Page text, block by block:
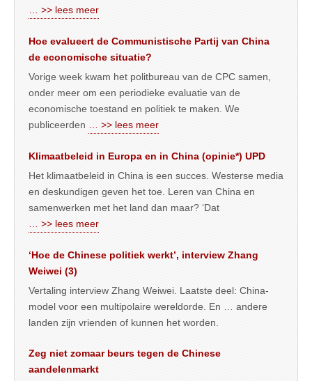
… >> lees meer
Hoe evalueert de Communistische Partij van China
de economische situatie?
Vorige week kwam het politbureau van de CPC samen,
onder meer om een periodieke evaluatie van de
economische toestand en politiek te maken. We
publiceerden
… >> lees meer
Klimaatbeleid in Europa en in China (opinie*) UPD
Het klimaatbeleid in China is een succes. Westerse media
en deskundigen geven het toe. Leren van China en
samenwerken met het land dan maar? ‘Dat
… >> lees meer
‘Hoe de Chinese politiek werkt’, interview Zhang
Weiwei (3)
Vertaling interview Zhang Weiwei. Laatste deel: China-
model voor een multipolaire wereldorde. En … andere
landen zijn vrienden of kunnen het worden.
Zeg niet zomaar beurs tegen de Chinese
aandelenmarkt